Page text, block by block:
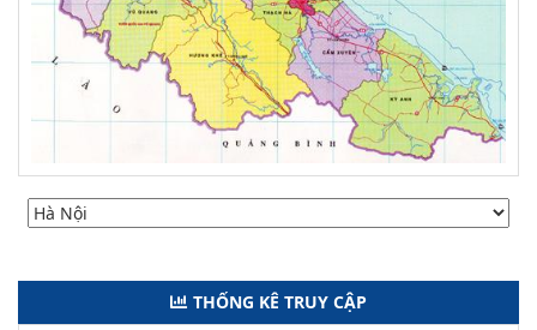
THỐNG KÊ TRUY CẬP